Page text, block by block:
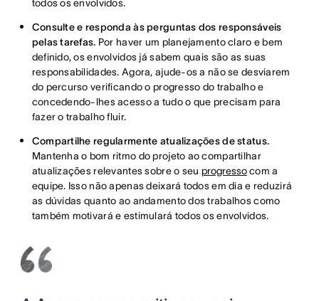
todos os envolvidos.
Consulte e responda às perguntas dos responsáveis
pelas tarefas. Por haver um planejamento claro e bem
definido, os envolvidos já sabem quais são as suas
responsabilidades. Agora, ajude-os a não se desviarem
do percurso verificando o progresso do trabalho e
concedendo-lhes acesso a tudo o que precisam para
fazer o trabalho fluir.
Compartilhe regularmente atualizações de status.
Mantenha o bom ritmo do projeto ao compartilhar
atualizações relevantes sobre o seu progressocom a
equipe. Isso não apenas deixará todos em dia e reduzirá
as dúvidas quanto ao andamento dos trabalhos como
também motivará e estimulará todos os envolvidos.